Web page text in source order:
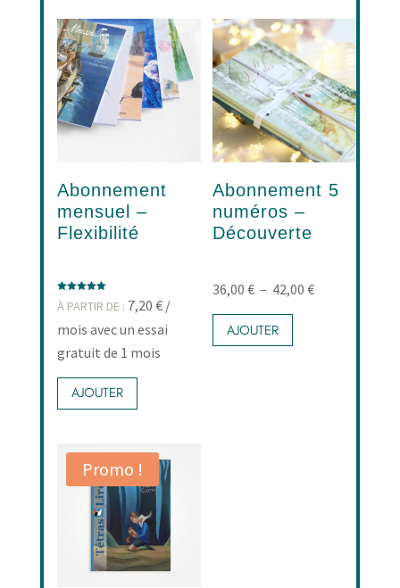
Abonnement
mensuel –
Flexibilité
Note
5.00
À PARTIR DE : 7,20 € /
mois avec un essai
gratuit de 1 mois
AJOUTER
variations.
Les
options
peuvent
être
Abonnement 5
numéros –
Découverte
36,00€ – 42,00€Plage
AJOUTER
Ce
Promo !